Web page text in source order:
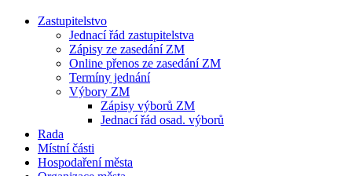
Zastupitelstvo
Jednací řád zastupitelstva
Zápisy ze zasedání ZM
Online přenos ze zasedání ZM
Termíny jednání
Výbory ZM
Zápisy výborů ZM
Jednací řád osad. výborů
Rada
Místní části
Hospodaření města